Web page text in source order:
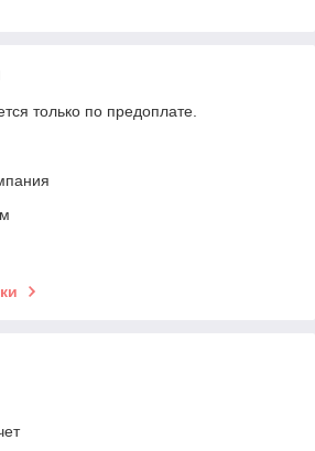
только по предоплате.